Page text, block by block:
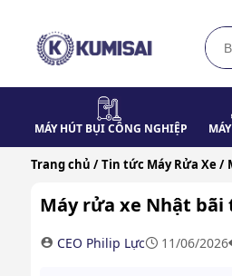
MÁY HÚT BỤI CÔNG NGHIỆP
Trang chủ / Tin tức Máy Rửa Xe /
Máy rửa xe Nhật bãi
CEO Philip Lực 11/06/2026